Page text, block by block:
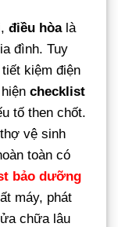
điều hòalà
đình. Tuy
kiệm điện
checklist
tố then chốt.
vệ sinh
toàn có
bảo dưỡng
máy, phát
chữa lâu